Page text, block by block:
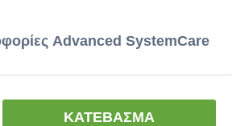
Advanced SystemCare
ΚΑΤΕΒΑΣΜΑ